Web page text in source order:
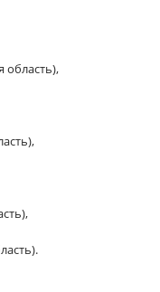
область),